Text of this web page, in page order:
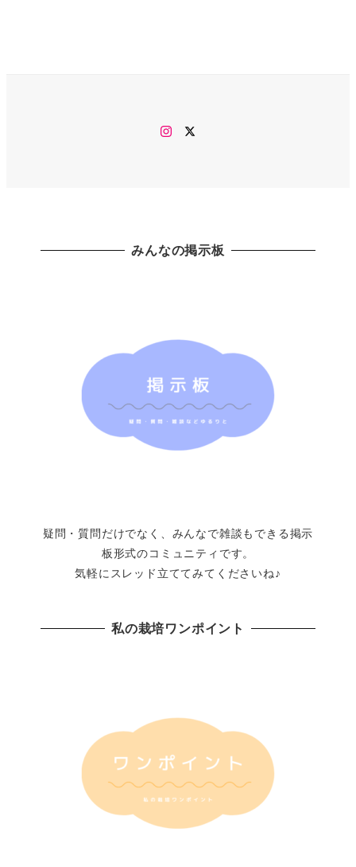
Instagram
みんなの掲示板
疑問・質問だけでなく、みんなで雑談もできる掲示
板形式のコミュニティです。
気軽にスレッド立ててみてくださいね♪
私の栽培ワンポイント